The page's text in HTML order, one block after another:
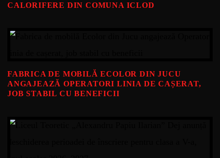
CALORIFERE DIN COMUNA ICLOD
FABRICA DE MOBILĂ ECOLOR DIN JUCU
ANGAJEAZĂ OPERATORI LINIA DE CAȘERAT,
JOB STABIL CU BENEFICII